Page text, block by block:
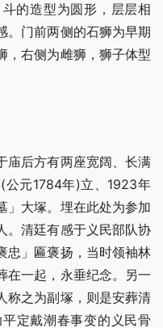
的造型为圆形，层层相
。门前两侧的石狮为早期
，右侧为雌狮，狮子体型
庙后方有两座宽阔、长满
公元1784年)立、1923年
」大塚。埋在此处为参加
。清廷有感于义民部队协
忠」匾褒扬，当时领袖林
在一起，永垂纪念。另一
称之为副塚，则是安葬清
定戴潮春事变的义民骨